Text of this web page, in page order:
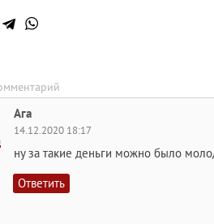
Ага
14.12.2020 18:17
ну за такие деньги можно было
Ответить